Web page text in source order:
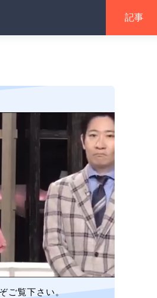
記事
ご覧下さい。